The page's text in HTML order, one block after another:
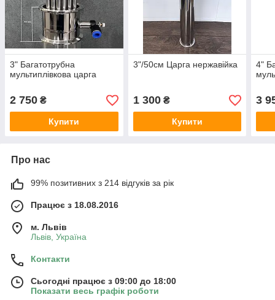
3" Багатотрубна
мультиплівкова царга
2 750 ₴
Купити
3"/50см Царга нержавійка
1 300₴
Купити
4"
3
Про нас
99% позитивних з 214 відгуків за рік
Працює з 18.08.2016
м. Львів
Львів, Україна
Контакти
Сьогодні працює з 09:00 до 18:00
Показати весь графік роботи